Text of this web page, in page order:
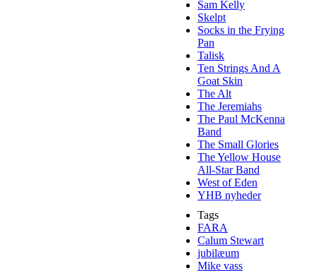
Sam Kelly
Skelpt
Socks in the Frying
Pan
Talisk
Ten Strings And A
Goat Skin
The Alt
The Jeremiahs
The Paul McKenna
Band
The Small Glories
The Yellow House
All-Star Band
West of Eden
YHB nyheder
Tags
FARA
Calum Stewart
jubilæum
Mike vass